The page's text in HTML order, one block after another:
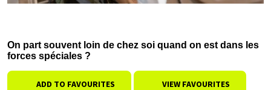
On part souvent loin de chez soi quand on est dans les
forces spéciales ?
ADD TO FAVOURITES VIEW FAVOURITES